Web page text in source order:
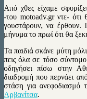
Από χθες είχαμε
-του motoadv.gr ντε-
γουστάρουν, να έρθουν.
μήνυμα το πρωί ότι θα
Τα παιδιά σκάνε μύτη
πεις όλα σε τόσο
οδηγήσει πίσω στην
διαδρομή που περνάει
στάση για ανεφοδιασμό
Αρβανίτσα.